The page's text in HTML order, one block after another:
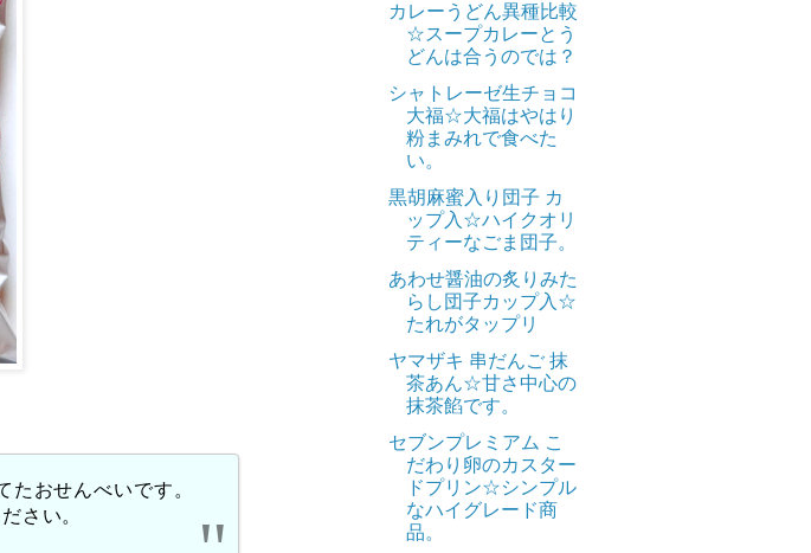
おせんべいです。
さい。
カレーうどん異種比較
☆スープカレーとう
どんは合うのでは？
シャトレーゼ生チョコ
大福☆大福はやはり
粉まみれで食べた
い。
黒胡麻蜜入り団子 カ
ップ入☆ハイクオリ
ティーなごま団子。
あわせ醤油の炙りみた
らし団子カップ入☆
たれがタップリ
ヤマザキ 串だんご 抹
茶あん☆甘さ中心の
抹茶餡です。
セブンプレミアム こ
だわり卵のカスター
ドプリン☆シンプル
なハイグレード商
品。